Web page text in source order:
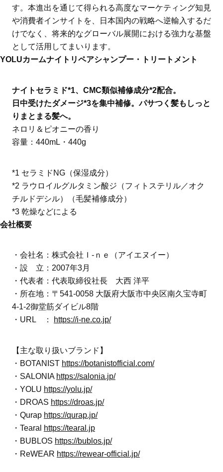
す。本進出を通じて得られる高度なマーケティング知見
や消費者インサイトを、日本国内の戦略へ逆輸入するだ
けでなく、将来的なグローバル展開における強力な基盤
として活用してまいります。
YOLUカームナイトリペアシャンプー・トリートメント
ナイトセラミド*1、CMC類似補修成分*2配合。
日中受けたダメージ*3を集中補修。パサつく髪もしっと
りまとまる髪へ。
ネロリ＆ピオニーの香り
容量：440mL・440g
*1 セラミドNG（保湿成分）
*2 ラウロイルグルタミン酸ジ（フィトステリル／オク
チルドデシル）（毛髪補修成分）
*3 乾燥などによる
会社概要
・会社名：株式会社Ｉ-ｎｅ（アイエヌイー）
・設 立：2007年3月
・代表者：代表取締役社長 大西 洋平
・所在地：〒541-0058 大阪府大阪市中央区南久宝寺町
4-1-2御堂筋ダイビル8階
・URL ：
https://i-ne.co.jp/
【主な取り扱いブランド】
・BOTANIST https://botanistofficial.com/
・SALONIA https://salonia.jp/
・YOLU https://yolu.jp/
・DROAS https://droas.jp/
・Qurap https://qurap.jp/
・Tearal
https://tearal.jp
・BUBLOS https://bublos.jp/
・ReWEAR https://rewear-official.jp/